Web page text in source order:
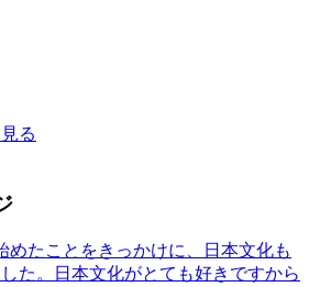
る
たことをきっかけに、日本文化も
た。日本文化がとても好きですから